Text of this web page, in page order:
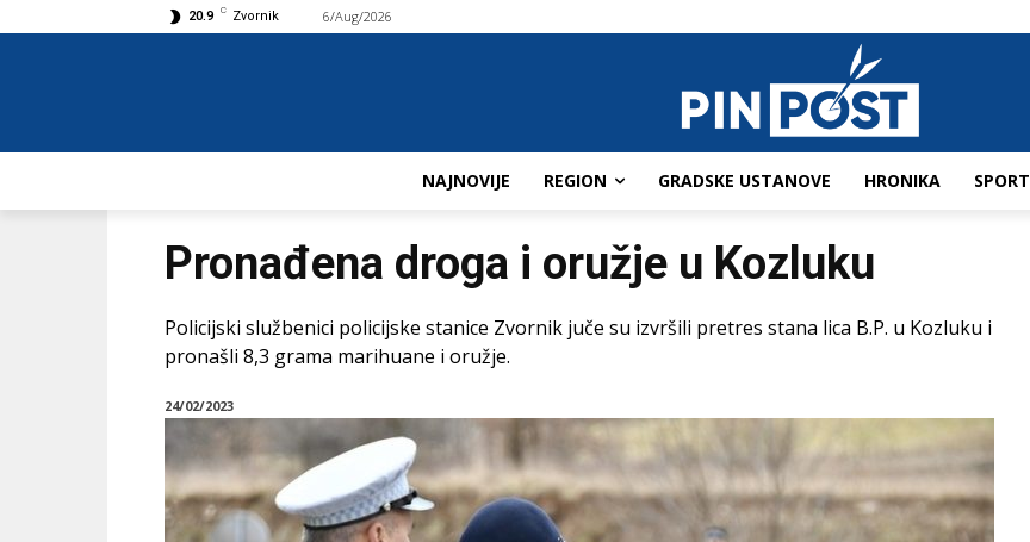
20.9 C Zvornik 6/Aug/2026
NAJNOVIJE REGION GRADSKE USTANOVE HRONIKA SPORT
Pronađena droga i oružje u Kozluku
Policijski službenici policijske stanice Zvornik juče su izvršili pretres stana lica B.P. u Kozluku i
pronašli 8,3 grama marihuane i oružje.
24/02/2023